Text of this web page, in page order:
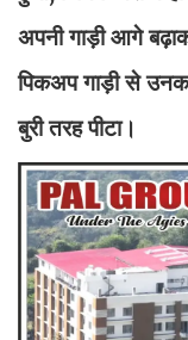
अपनी गाड़ी आगे
पिकअप गाड़ी से
बुरी तरह पीटा।